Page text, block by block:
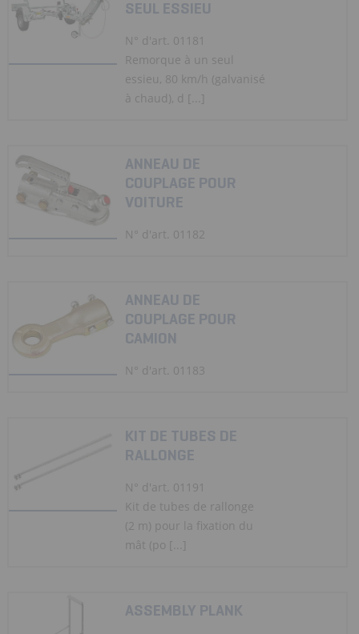
SEUL ESSIEU
N° d'art. 01181
Remorque à un seul
essieu, 80 km/h (galvanisé
à chaud), d [...]
ANNEAU DE
COUPLAGE POUR
VOITURE
N° d'art. 01182
ANNEAU DE
COUPLAGE POUR
CAMION
N° d'art. 01183
KIT DE TUBES DE
RALLONGE
N° d'art. 01191
Kit de tubes de rallonge
(2 m) pour la fixation du
mât (po [...]
ASSEMBLY PLANK